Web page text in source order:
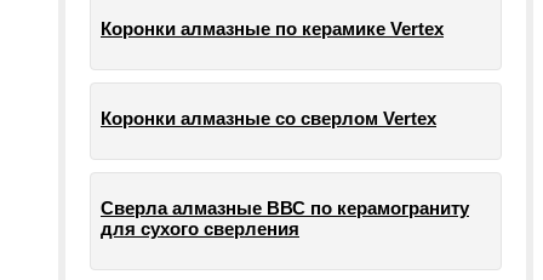
Коронки алмазные по керамике Vertex
Коронки алмазные со сверлом Vertex
Сверла алмазные ВВС по керамограниту
для сухого сверления